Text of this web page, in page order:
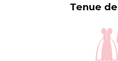
Tenue